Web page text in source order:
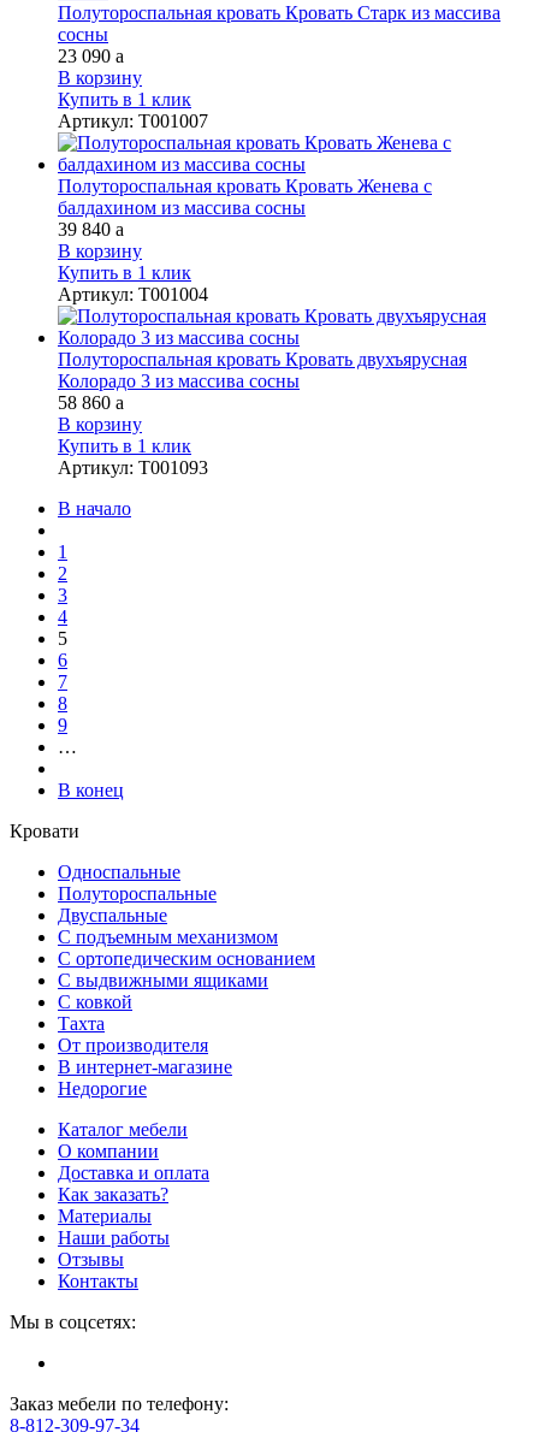
Полутороспальная кровать Кровать Старк из массива
сосны
23 090 a
В корзину
Купить в 1 клик
Артикул: Т001007
Полутороспальная кровать Кровать Женева с
балдахином из массива сосны
39 840 a
В корзину
Купить в 1 клик
Артикул: Т001004
Полутороспальная кровать Кровать двухъярусная
Колорадо 3 из массива сосны
58 860 a
В корзину
Купить в 1 клик
Артикул: Т001093
В начало
1
2
3
4
5
6
7
8
9
…
В конец
Кровати
Односпальные
Полутороспальные
Двуспальные
С подъемным механизмом
С ортопедическим основанием
С выдвижными ящиками
С ковкой
Тахта
От производителя
В интернет-магазине
Недорогие
Каталог мебели
О компании
Доставка и оплата
Как заказать?
Материалы
Наши работы
Отзывы
Контакты
Мы в соцсетях:
Заказ мебели по телефону:
8-812-309-97-34